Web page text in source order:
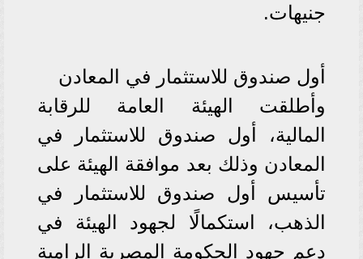
جنيهات.
أول صندوق للاستثمار في المعادن
وأطلقت الهيئة العامة للرقابة
المالية، أول صندوق للاستثمار في
المعادن وذلك بعد موافقة الهيئة على
تأسيس أول صندوق للاستثمار في
الذهب، استكمالًا لجهود الهيئة في
دعم جهود الحكومة المصرية الرامية